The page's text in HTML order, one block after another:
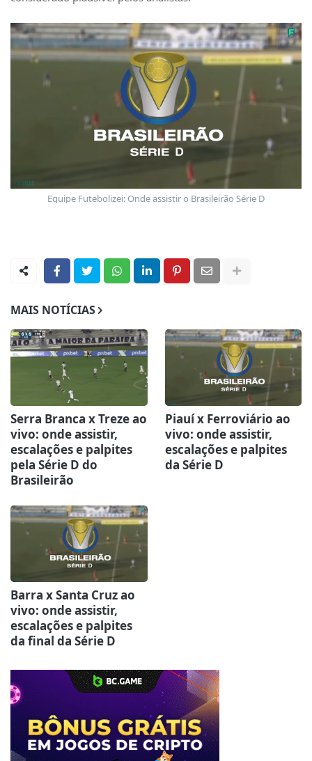
Equipe Futebolizei: Onde assistir o Brasileirão Série D
MAIS NOTÍCIAS
Serra Branca x Treze ao
vivo: onde assistir,
escalações e palpites
pela Série D do
Brasileirão
Piauí x Ferroviário ao
vivo: onde assistir,
escalações e palpites
da Série D
Barra x Santa Cruz ao
vivo: onde assistir,
escalações e palpites
da final da Série D